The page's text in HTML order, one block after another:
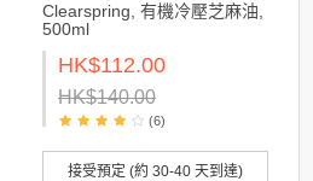
Clearspring, 有機冷壓芝麻油,
500ml
HK$112.00
HK$140.00
(6)
接受預定 (約 30-40 天到達)